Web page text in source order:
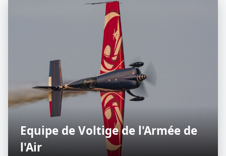
Equipe de Voltige de l'Armée de
l'Air